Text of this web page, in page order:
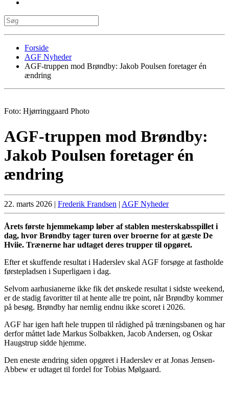
Forside
AGF Nyheder
AGF-truppen mod Brøndby: Jakob Poulsen foretager én
ændring
Foto: Hjørringgaard Photo
AGF-truppen mod Brøndby:
Jakob Poulsen foretager én
ændring
22. marts 2026 | Frederik Frandsen | AGF Nyheder
Årets første hjemmekamp løber af stablen mesterskabsspillet i
dag, hvor Brøndby tager turen over broerne for at gæste De
Hviie. Trænerne har udtaget deres trupper til opgøret.
Efter et skuffende resultat i Haderslev skal AGF forsøge at fastholde
førstepladsen i Superligaen i dag.
Selvom aarhusianerne ikke fik det ønskede resultat i sidste weekend,
er de stadig favoritter til at hente alle tre point, når Brøndby kommer
på besøg. Brøndby har nemlig endnu ikke scoret i 2026.
AGF har igen haft hele truppen til rådighed på træningsbanen og har
derfor måttet lade Markus Solbakken, Jacob Andersen, og Oskar
Haugstrup sidde hjemme.
Den eneste ændring siden opgøret i Haderslev er at Jonas Jensen-
Abbew er udtaget til fordel for Tobias Mølgaard.